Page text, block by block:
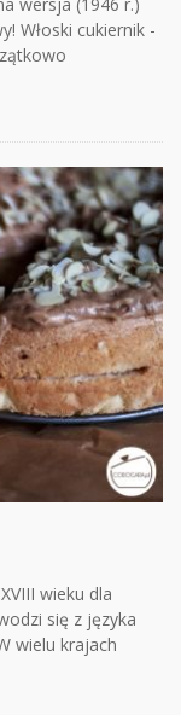
wersja (1946 r.)
Włoski cukiernik -
wieku dla
się z języka
wielu krajach